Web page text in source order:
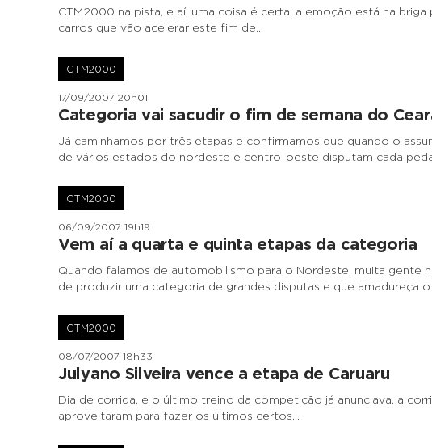
CTM2000 na pista, e aí, uma coisa é certa: a emoção está na
carros que vão acelerar este fim de…
CTM2000
17/09/2007 20h01
Categoria vai sacudir o fim de semana do
Já caminhamos por três etapas e confirmamos que quando o
de vários estados do nordeste e centro-oeste disputam cada
CTM2000
06/09/2007 19h19
Vem aí a quarta e quinta etapas da categoria
Quando falamos de automobilismo para o Nordeste, muita gente
de produzir uma categoria de grandes disputas e que amadureça
CTM2000
08/07/2007 18h33
Julyano Silveira vence a etapa de Caruaru
Dia de corrida, e o último treino da competição já anunciava, a
aproveitaram para fazer os últimos certos…